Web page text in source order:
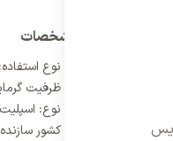
مشخصات
نوع
ظرفیت
نوع:
کشور